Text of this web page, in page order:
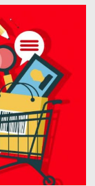
và AI agent
phí vận hành
phản hồi
thống ra sao